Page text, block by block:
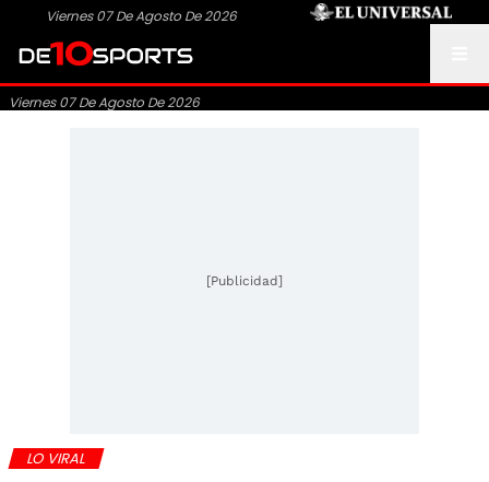
Viernes 07 De Agosto De 2026
Viernes 07 De Agosto De 2026
[Publicidad]
LO VIRAL